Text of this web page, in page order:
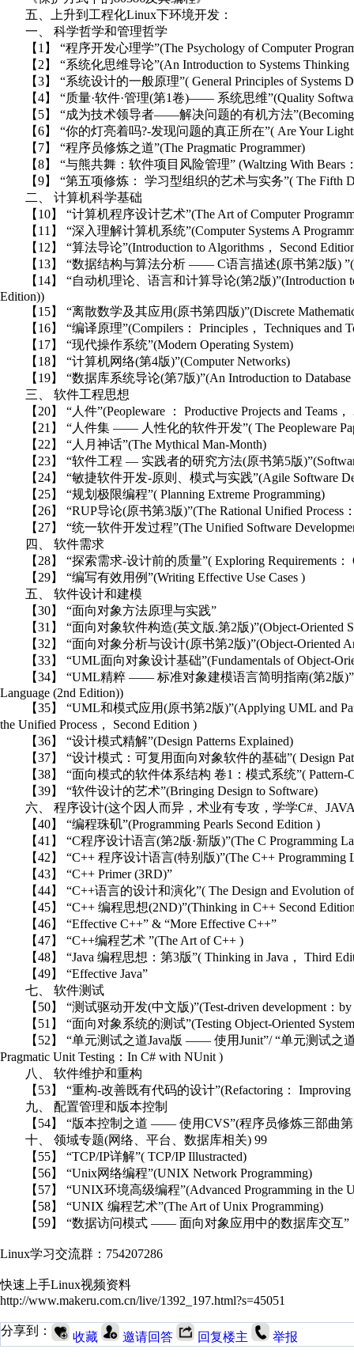
五、上升到工程化Linux下环境开发：
一、 科学哲学和管理哲学
【1】 “程序开发心理学”(The Psychology of Computer
【2】 “系统化思维导论”(An Introduction to Systems Thinking
【3】 “系统设计的一般原理”( General Principles of Systems
【4】 “质量·软件·管理(第1卷)—— 系统思维”(Quality Software
【5】 “成为技术领导者——解决问题的有机方法”(Becoming A
【6】 “你的灯亮着吗?-发现问题的真正所在”( Are Your Lights
【7】 “程序员修炼之道”(The Pragmatic Programmer)
【8】 “与熊共舞：软件项目风险管理” (Waltzing With Bears：
【9】 “第五项修炼： 学习型组织的艺术与实务”( The Fifth
二、 计算机科学基础
【10】 “计算机程序设计艺术”(The Art of Computer
【11】 “深入理解计算机系统”(Computer Systems A
【12】 “算法导论”(Introduction to Algorithms， Second
【13】 “数据结构与算法分析 —— C语言描述(原书第2版)
【14】 “自动机理论、语言和计算导论(第2版)”(Introduction to
Edition))
【15】 “离散数学及其应用(原书第四版)”(Discrete
【16】 “编译原理”(Compilers： Principles， Techniques and
【17】 “现代操作系统”(Modern Operating System)
【18】 “计算机网络(第4版)”(Computer Networks)
【19】 “数据库系统导论(第7版)”(An Introduction to Database
三、 软件工程思想
【20】 “人件”(Peopleware ： Productive Projects and Teams，
【21】 “人件集 —— 人性化的软件开发”( The Peopleware
【22】 “人月神话”(The Mythical Man-Month)
【23】 “软件工程 — 实践者的研究方法(原书第5版)”(Software
【24】 “敏捷软件开发-原则、模式与实践”(Agile Software
【25】 “规划极限编程”( Planning Extreme Programming)
【26】 “RUP导论(原书第3版)”(The Rational Unified Process
【27】 “统一软件开发过程”(The Unified Software
四、 软件需求
【28】 “探索需求-设计前的质量”( Exploring Requirements：
【29】 “编写有效用例”(Writing Effective Use Cases )
五、 软件设计和建模
【30】 “面向对象方法原理与实践”
【31】 “面向对象软件构造(英文版.第2版)”(Object-Oriented
【32】 “面向对象分析与设计(原书第2版)”(Object-Oriented
【33】 “UML面向对象设计基础”(Fundamentals of Object-
【34】 “UML精粹 —— 标准对象建模语言简明指南(第2版)”(
Language (2nd Edition))
【35】 “UML和模式应用(原书第2版)”(Applying UML and
the Unified Process， Second Edition )
【36】 “设计模式精解”(Design Patterns Explained)
【37】 “设计模式：可复用面向对象软件的基础”( Design
【38】 “面向模式的软件体系结构 卷1：模式系统”( Pattern-
【39】 “软件设计的艺术”(Bringing Design to Software)
六、 程序设计(这个因人而异，术业有专攻，学学C#、
【40】 “编程珠矶”(Programming Pearls Second Edition )
【41】 “C程序设计语言(第2版·新版)”(The C Programming
【42】 “C++ 程序设计语言(特别版)”(The C++ Programming
【43】 “C++ Primer (3RD)”
【44】 “C++语言的设计和演化”( The Design and Evolution
【45】 “C++ 编程思想(2ND)”(Thinking in C++ Second
【46】 “Effective C++” & “More Effective C++”
【47】 “C++编程艺术 ”(The Art of C++ )
【48】 “Java 编程思想：第3版”( Thinking in Java， Third
【49】 “Effective Java”
七、 软件测试
【50】 “测试驱动开发(中文版)”(Test-driven development：by
【51】 “面向对象系统的测试”(Testing Object-Oriented System
【52】 “单元测试之道Java版 —— 使用Junit”/ “单元测试之道
Pragmatic Unit Testing：In C# with NUnit )
八、 软件维护和重构
【53】 “重构-改善既有代码的设计”(Refactoring： Improving
九、 配置管理和版本控制
【54】 “版本控制之道 —— 使用CVS”(程序员修炼三部曲第一
十、 领域专题(网络、平台、数据库相关) 99
【55】 “TCP/IP详解”( TCP/IP Illustracted)
【56】 “Unix网络编程”(UNIX Network Programming)
【57】 “UNIX环境高级编程”(Advanced Programming in the
【58】 “UNIX 编程艺术”(The Art of Unix Programming)
【59】 “数据访问模式 —— 面向对象应用中的数据库交互”
Linux学习交流群：754207286
快速上手Linux视频资料
http://www.makeru.com.cn/live/1392_197.html?s=45051
分享到： 收藏 邀请回答 回复楼主 举报